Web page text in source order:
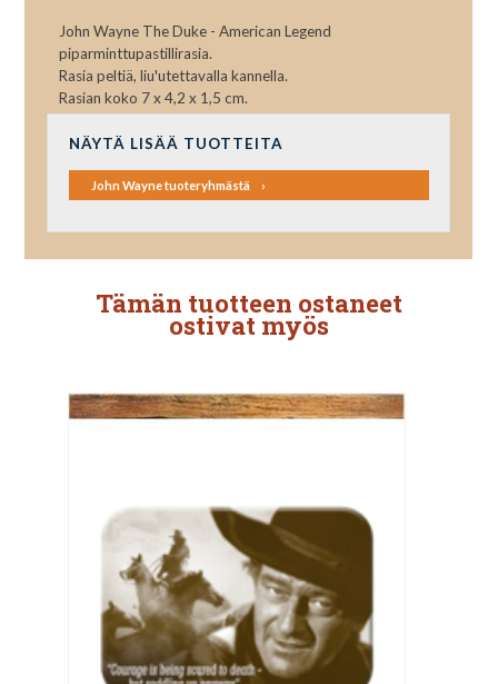
John Wayne The Duke - American Legend
piparminttupastillirasia.
Rasia peltiä, liu'utettavalla kannella.
Rasian koko 7 x 4,2 x 1,5 cm.
NÄYTÄ LISÄÄ TUOTTEITA
John Wayne tuoteryhmästä
Tämän tuotteen ostaneet
ostivat myös